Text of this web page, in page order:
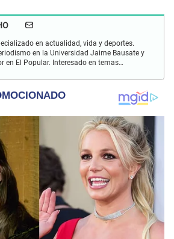
en actualidad, vida y deportes.
en la Universidad Jaime Bausate y
en El Popular. Interesado en temas
caseros y educación.